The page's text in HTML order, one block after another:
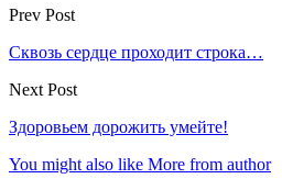
Prev Post
Сквозь сердце проходит строка…
Next Post
Здоровьем дорожить умейте!
You might also like More from author